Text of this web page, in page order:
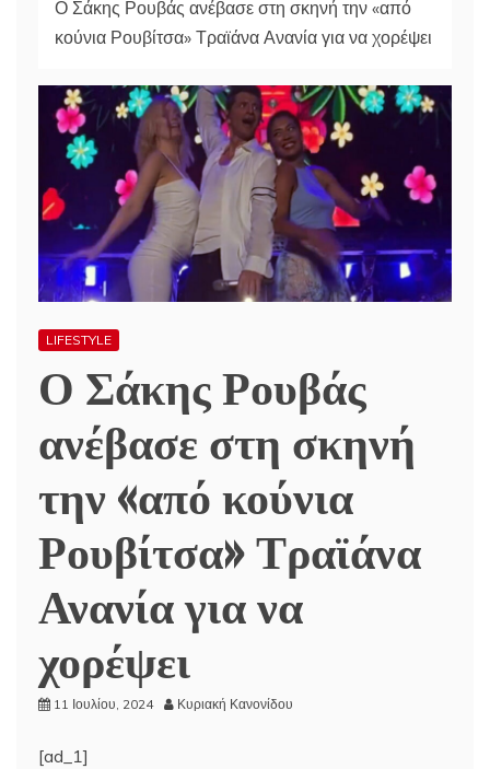
Ο Σάκης Ρουβάς ανέβασε στη σκηνή την «από
κούνια Ρουβίτσα» Τραϊάνα Ανανία για να χορέψει
LIFESTYLE
Ο Σάκης Ρουβάς
ανέβασε στη σκηνή
την «από κούνια
Ρουβίτσα» Τραϊάνα
Ανανία για να
χορέψει
11 Ιουλίου, 2024 Κυριακή Κανονίδου
[ad_1]